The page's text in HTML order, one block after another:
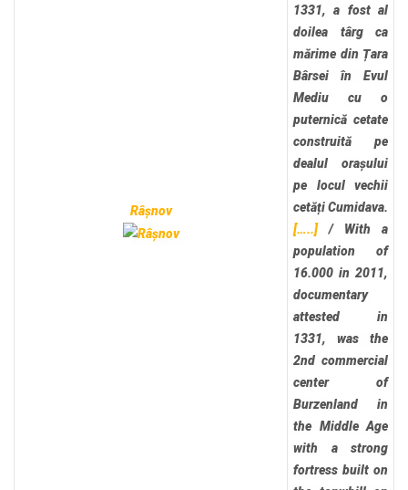
Râșnov
1331, a fost al
doilea târg ca
mărime din Țara
Bârsei în Evul
Mediu cu o
puternică cetate
construită pe
dealul orașului
pe locul vechii
cetăți Cumidava.
[…..] / With a
population of
16.000 in 2011,
documentary
attested in
1331, was the
2nd commercial
center of
Burzenland in
the Middle Age
with a strong
fortress built on